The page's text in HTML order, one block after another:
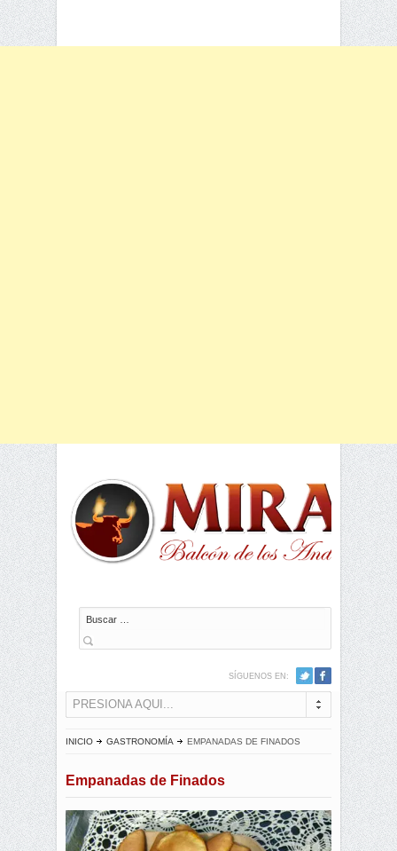
Buscar
SÍGUENOS EN:
PRESIONA AQUI...
INICIO GASTRONOMÍA EMPANADAS DE FINADOS
Empanadas de Finados